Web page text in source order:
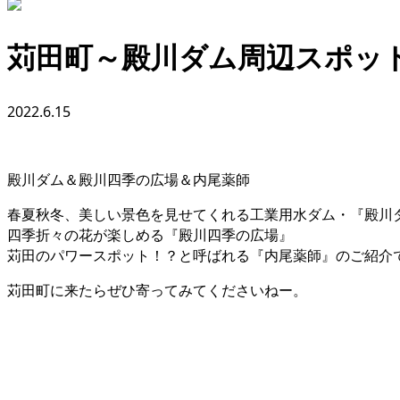
苅田町～殿川ダム周辺スポッ
2022.6.15
殿川ダム＆殿川四季の広場＆内尾薬師
春夏秋冬、美しい景色を見せてくれる工業用水ダム・『殿川
四季折々の花が楽しめる『殿川四季の広場』
苅田のパワースポット！？と呼ばれる『内尾薬師』のご紹介
苅田町に来たらぜひ寄ってみてくださいねー。